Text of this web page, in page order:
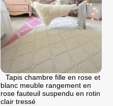
Tapis chambre fille en rose et
blanc meuble rangement en
rose fauteuil suspendu en rotin
clair tressé